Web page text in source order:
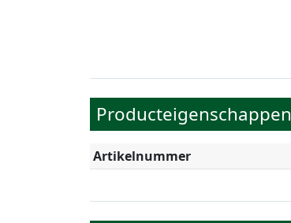
Producteigenschappen
Artikelnummer